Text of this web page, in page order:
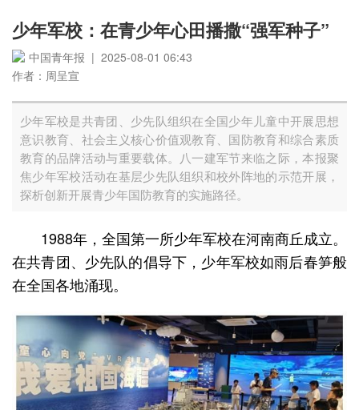
少年军校：在青少年心田播撒“强军种子”
中国青年报 | 2025-08-01 06:43
作者：周呈宣
少年军校是共青团、少先队组织在全国少年儿童中开展思想
意识教育、社会主义核心价值观教育、国防教育和综合素质
教育的品牌活动与重要载体。八一建军节来临之际，本报聚
焦少年军校活动在基层少先队组织和校外阵地的示范开展，
探析创新开展青少年国防教育的实施路径。
1988年，全国第一所少年军校在河南商丘成立。
在共青团、少先队的倡导下，少年军校如雨后春笋般
在全国各地涌现。